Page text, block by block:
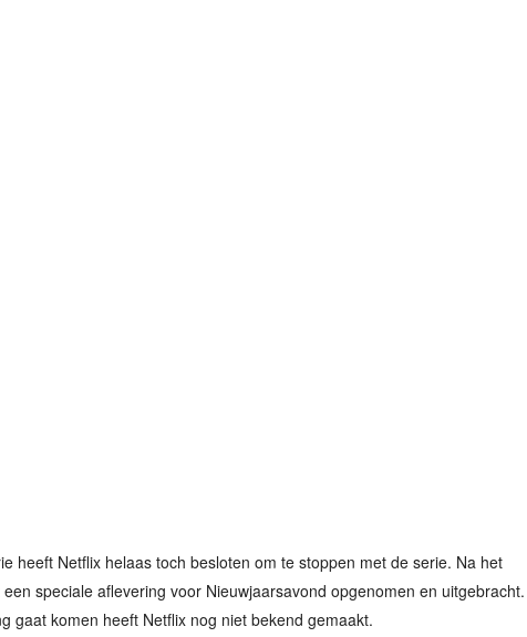
heeft Netflix helaas toch besloten om te stoppen met de serie. Na het
speciale aflevering voor Nieuwjaarsavond opgenomen en uitgebracht.
gaat komen heeft Netflix nog niet bekend gemaakt.